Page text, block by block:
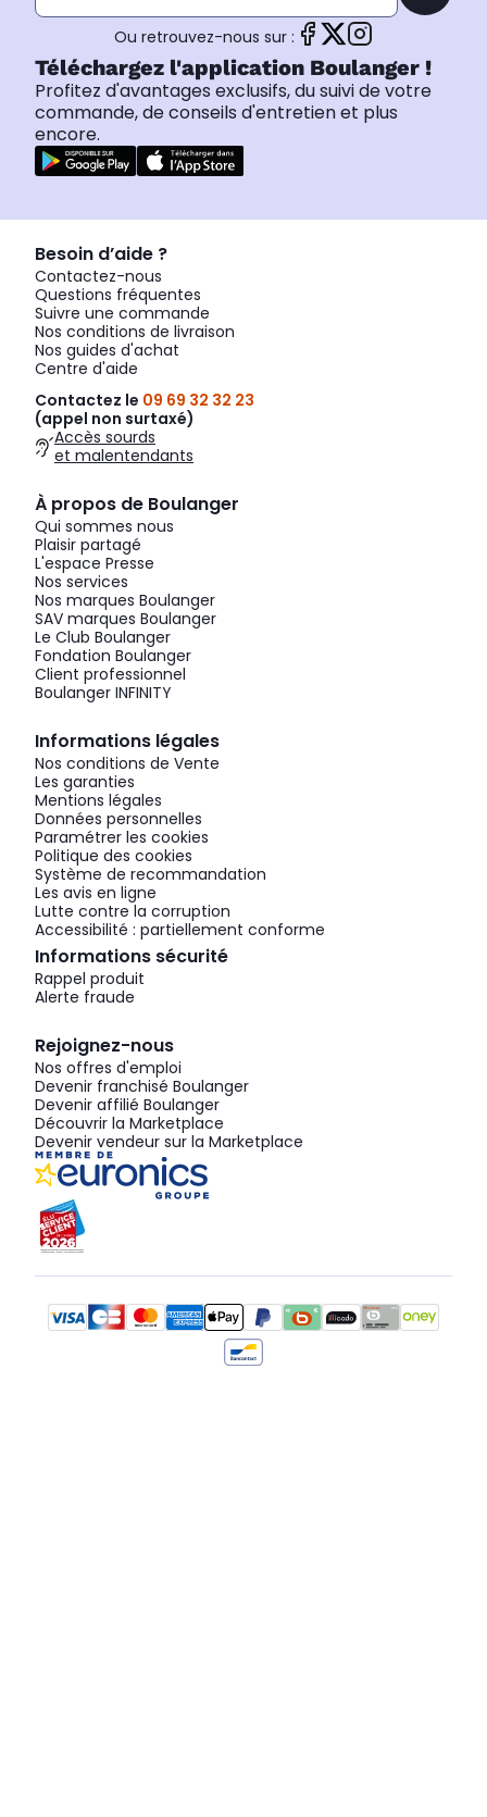
Ou retrouvez-nous sur :
Téléchargez l'application Boulanger !
Profitez d'avantages exclusifs, du suivi de votre
commande, de conseils d'entretien et plus
encore.
Besoin d’aide ?
Contactez-nous
Questions fréquentes
Suivre une commande
Nos conditions de livraison
Nos guides d'achat
Centre d'aide
Contactez le 09 69 32 32 23
(appel non surtaxé)
Accès sourds
et malentendants
À propos de Boulanger
Qui sommes nous
Plaisir partagé
L'espace Presse
Nos services
Nos marques Boulanger
SAV marques Boulanger
Le Club Boulanger
Fondation Boulanger
Client professionnel
Boulanger INFINITY
Informations légales
Nos conditions de Vente
Les garanties
Mentions légales
Données personnelles
Paramétrer les cookies
Politique des cookies
Système de recommandation
Les avis en ligne
Lutte contre la corruption
Accessibilité : partiellement conforme
Informations sécurité
Rappel produit
Alerte fraude
Rejoignez-nous
Nos offres d'emploi
Devenir franchisé Boulanger
Devenir affilié Boulanger
Découvrir la Marketplace
Devenir vendeur sur la Marketplace